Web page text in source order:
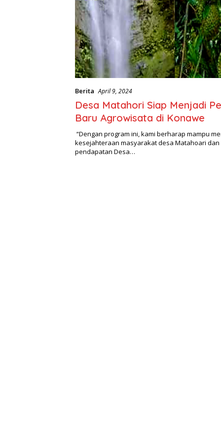
Berita April 9, 2024
Desa Matahori Siap Menjadi
“Dengan program ini, kami berharap mampu
kesejahteraan masyarakat desa Matahoari
pendapatan Desa…